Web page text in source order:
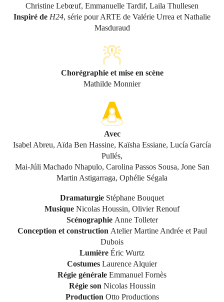
Christine Lebœuf, Emmanuelle Tardif, Laila Thullesen
Inspiré de H24, série pour ARTE de Valérie Urrea et Nathalie
Masduraud
Chorégraphie et mise en scène
Mathilde Monnier
Avec
Isabel Abreu, Aïda Ben Hassine, Kaïsha Essiane, Lucía García
Pullés,
Mai-Júli Machado Nhapulo, Carolina Passos Sousa, Jone San
Martin Astigarraga, Ophélie Ségala
Dramaturgie Stéphane Bouquet
Musique Nicolas Houssin, Olivier Renouf
Scénographie Anne Tolleter
Conception et construction Atelier Martine Andrée et Paul
Dubois
Lumière Éric Wurtz
Costumes Laurence Alquier
Régie générale Emmanuel Fornès
Régie son Nicolas Houssin
Production Otto Productions